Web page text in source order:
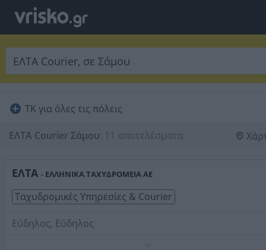
ΤΚ για όλες τις πόλεις
ΕΛΤΑ Courier Σάμου: 11 αποτελέσματα
ΕΛΤΑ - ΕΛΛΗΝΙΚΑ ΤΑΧΥΔΡΟΜΕΙΑ ΑΕ
Ταχυδρομικές Υπηρεσίες & Courier
Εύδηλος, Εύδηλος